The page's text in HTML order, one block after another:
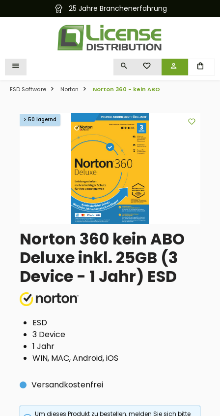
springen 25 Jahre Branchenerfahrung
DU HAST 0 PRODUKTE
ESD Software Norton Norton 360 - kein ABO
Bildergalerie überspringen
> 50 lagernd
Norton 360 kein ABO
Deluxe inkl. 25GB (3
Device - 1 Jahr) ESD
ESD
3 Device
1 Jahr
WIN, MAC, Android, iOS
Versandkostenfrei
Um dieses Produkt zu bestellen, melden Sie sich bitte